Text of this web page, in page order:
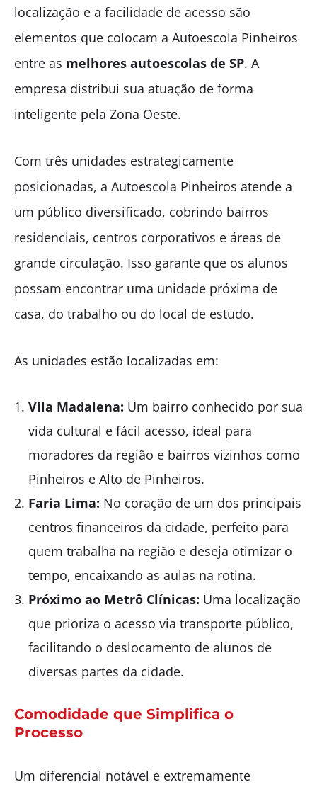
localização e a facilidade de acesso são
elementos que colocam a Autoescola Pinheiros
entre as melhores autoescolas de SP. A
empresa distribui sua atuação de forma
inteligente pela Zona Oeste.
Com três unidades estrategicamente
posicionadas, a Autoescola Pinheiros atende a
um público diversificado, cobrindo bairros
residenciais, centros corporativos e áreas de
grande circulação. Isso garante que os alunos
possam encontrar uma unidade próxima de
casa, do trabalho ou do local de estudo.
As unidades estão localizadas em:
Vila Madalena: Um bairro conhecido por sua
vida cultural e fácil acesso, ideal para
moradores da região e bairros vizinhos como
Pinheiros e Alto de Pinheiros.
Faria Lima: No coração de um dos principais
centros financeiros da cidade, perfeito para
quem trabalha na região e deseja otimizar o
tempo, encaixando as aulas na rotina.
Próximo ao Metrô Clínicas: Uma localização
que prioriza o acesso via transporte público,
facilitando o deslocamento de alunos de
diversas partes da cidade.
Comodidade que Simplifica o
Processo
Um diferencial notável e extremamente